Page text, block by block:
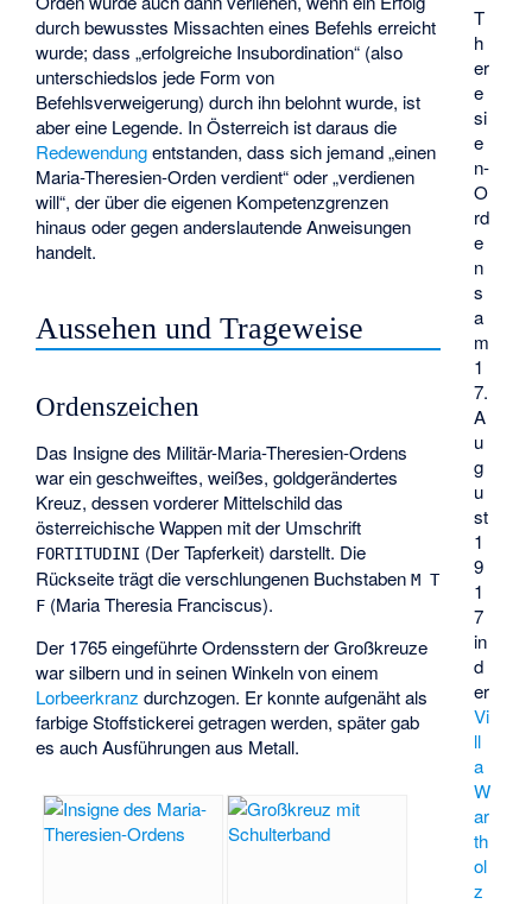
T
h
er
e
si
e
n-
O
rd
e
n
s
a
m
1
7.
A
u
g
u
st
1
9
1
7
in
d
er
Vi
ll
a
W
ar
th
ol
z
durch bewusstes Missachten eines Befehls erreicht
wurde; dass „erfolgreiche Insubordination“ (also
unterschiedslos jede Form von
Befehlsverweigerung) durch ihn belohnt wurde, ist
aber eine Legende. In Österreich ist daraus die
Redewendungentstanden, dass sich jemand „einen
Maria-Theresien-Orden verdient“ oder „verdienen
will“, der über die eigenen Kompetenzgrenzen
hinaus oder gegen anderslautende Anweisungen
handelt.
Aussehen und Trageweise
Ordenszeichen
Das Insigne des Militär-Maria-Theresien-Ordens
war ein geschweiftes, weißes, goldgerändertes
Kreuz, dessen vorderer Mittelschild das
österreichische Wappen mit der Umschrift
FORTITUDINI (Der Tapferkeit) darstellt. Die
Rückseite trägt die verschlungenen BuchstabenM T
F (Maria Theresia Franciscus).
Der 1765 eingeführte Ordensstern der Großkreuze
war silbern und in seinen Winkeln von einem
Lorbeerkranz durchzogen. Er konnte aufgenäht als
farbige Stoffstickerei getragen werden, später gab
es auch Ausführungen aus Metall.